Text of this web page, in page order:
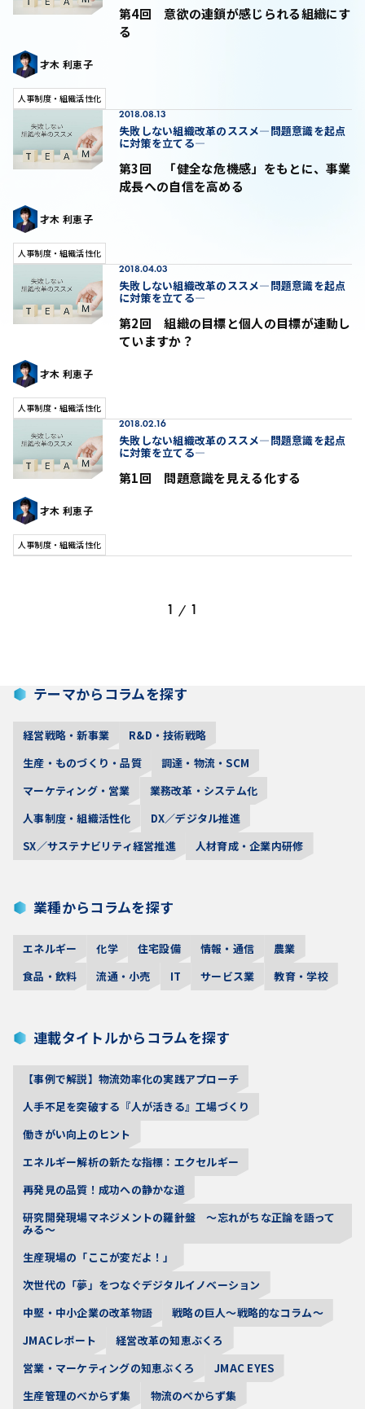
第4回 意欲の連鎖が感じられる組織にす
る
才木 利恵子
人事制度・組織活性化
第3回 「健全な危機感」をもとに、事業
成長への自信を高める
2018.08.13
失敗しない組織改革のススメ―問題意識を起点
に対策を立てる―
才木 利恵子
人事制度・組織活性化
第2回 組織の目標と個人の目標が連動し
ていますか？
2018.04.03
失敗しない組織改革のススメ―問題意識を起点
に対策を立てる―
才木 利恵子
人事制度・組織活性化
第1回 問題意識を見える化する
2018.02.16
失敗しない組織改革のススメ―問題意識を起点
に対策を立てる―
才木 利恵子
人事制度・組織活性化
1 / 1
テーマからコラムを探す
経営戦略・新事業
R&D・技術戦略
生産・ものづくり・品質
調達・物流・SCM
マーケティング・営業
業務改革・システム化
人事制度・組織活性化
DX／デジタル推進
SX／サステナビリティ経営推進
人材育成・企業内研修
業種からコラムを探す
エネルギー 化学 住宅設備 情報・通信
農業
食品・飲料
流通・小売 IT サービス業 教育・学校
連載タイトルからコラムを探す
【事例で解説】物流効率化の実践アプローチ
人手不足を突破する『人が活きる』工場づくり
働きがい向上のヒント
エネルギー解析の新たな指標：エクセルギー
再発見の品質！成功への静かな道
研究開発現場マネジメントの羅針盤 〜忘れがちな正論を語って
みる〜
生産現場の「ここが変だよ！」
次世代の「夢」をつなぐデジタルイノベーション
中堅・中小企業の改革物語
戦略の巨人～戦略的なコラム～
JMACレポート
経営改革の知恵ぶくろ
営業・マーケティングの知恵ぶくろ
JMAC EYES
生産管理のべからず集
物流のべからず集